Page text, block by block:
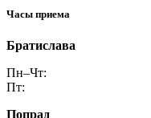
Часы приема
Братислава
Пн–Чт:
Пт:
Попрад